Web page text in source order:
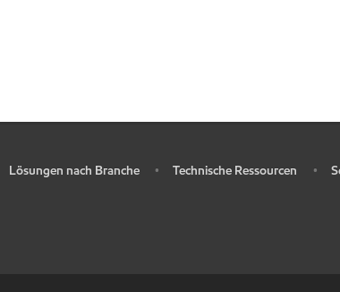
Lösungen nach Branche • Technische Ressourcen •